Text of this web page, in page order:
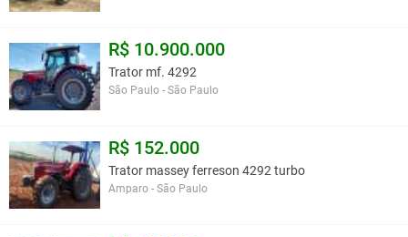
R$ 10.900.000
Trator mf. 4292
São Paulo - São Paulo
R$ 152.000
Trator massey ferreson 4292 turbo
Amparo - São Paulo